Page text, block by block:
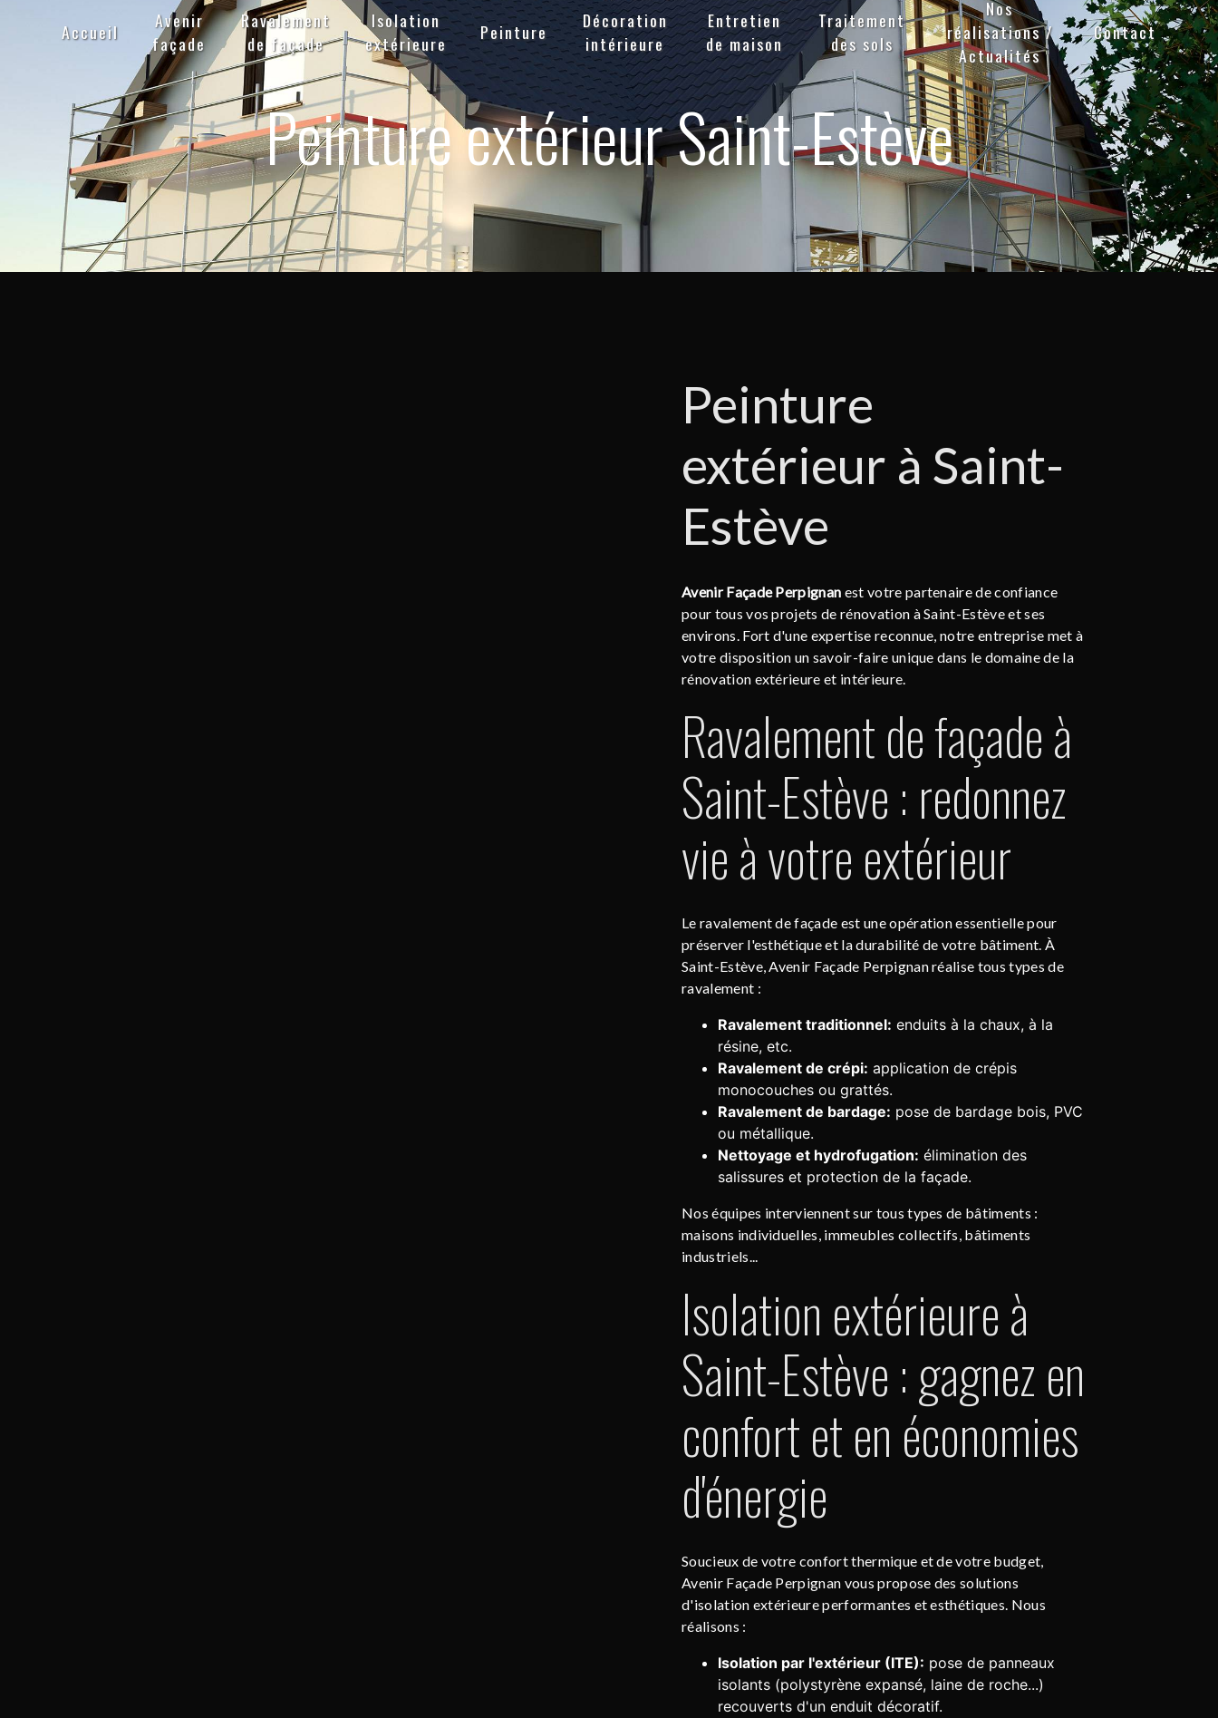
Panneau de gestion des cookies
Accueil
Avenir
façade
Ravalement
de façade
Isolation
extérieure
Peinture
Décoration
intérieure
Entretien
de maison
Traitement
des sols
Nos
réalisations /
Actualités
Contact
Peinture extérieur Saint-Estève
Peinture
extérieur à Saint-
Estève
Avenir Façade Perpignan est votre partenaire de confiance
pour tous vos projets de rénovation à Saint-Estève et ses
environs. Fort d'une expertise reconnue, notre entreprise met à
votre disposition un savoir-faire unique dans le domaine de la
rénovation extérieure et intérieure.
Ravalement de façade à
Saint-Estève : redonnez
vie à votre extérieur
Le ravalement de façade est une opération essentielle pour
préserver l'esthétique et la durabilité de votre bâtiment. À
Saint-Estève, Avenir Façade Perpignan réalise tous types de
ravalement :
Ravalement traditionnel: enduits à la chaux, à la
résine, etc.
Ravalement de crépi: application de crépis
monocouches ou grattés.
Ravalement de bardage: pose de bardage bois, PVC
ou métallique.
Nettoyage et hydrofugation: élimination des
salissures et protection de la façade.
Nos équipes interviennent sur tous types de bâtiments :
maisons individuelles, immeubles collectifs, bâtiments
industriels...
Isolation extérieure à
Saint-Estève : gagnez en
confort et en économies
d'énergie
Soucieux de votre confort thermique et de votre budget,
Avenir Façade Perpignan vous propose des solutions
d'isolation extérieure performantes et esthétiques. Nous
réalisons :
Isolation par l'extérieur (ITE): pose de panneaux
isolants (polystyrène expansé, laine de roche...)
recouverts d'un enduit décoratif.